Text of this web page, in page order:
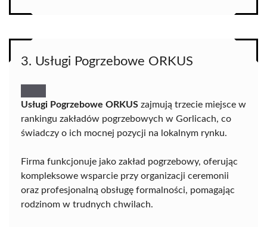
3. Usługi Pogrzebowe ORKUS
Usługi Pogrzebowe ORKUS zajmują trzecie miejsce w
rankingu zakładów pogrzebowych w Gorlicach, co
świadczy o ich mocnej pozycji na lokalnym rynku.
Firma funkcjonuje jako zakład pogrzebowy, oferując
kompleksowe wsparcie przy organizacji ceremonii
oraz profesjonalną obsługę formalności, pomagając
rodzinom w trudnych chwilach.